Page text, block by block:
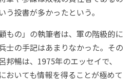
う投書が多かったという。
もの」の執筆者は、軍の階級的に
士の手記はあまりなかった。その
邦暢は、1975年のエッセイで、
おいても情報を得ることが極めて